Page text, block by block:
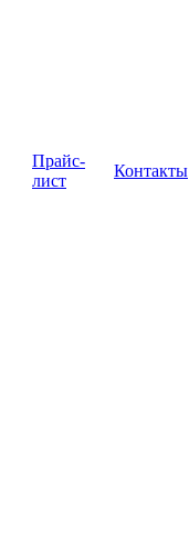
Прайс-
лист
Контакты